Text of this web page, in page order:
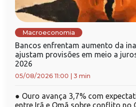
Macroeconomia
Bancos enfrentam aumento da
ajustam provisões em meio a
2026
05/08/2026 11:00 3 min
● Ouro avança 3,7% com
entre Irã e Omã sobre conflito no